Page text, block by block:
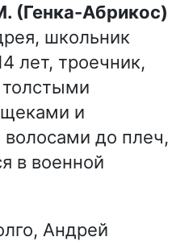
(Генка-Абрикос)
школьник
лет, троечник,
и
до плеч,
в военной
Андрей